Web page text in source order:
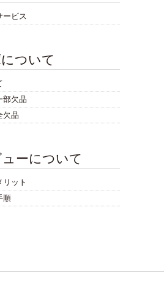
ービス
ついて
部欠品
欠品
ーについて
リット
順